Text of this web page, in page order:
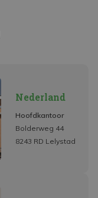
Nederland
Hoofdkantoor
Bolderweg 44
8243 RD Lelystad